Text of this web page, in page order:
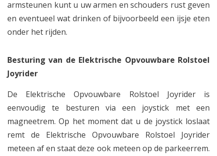
armsteunen kunt u uw armen en schouders rust geven
en eventueel wat drinken of bijvoorbeeld een ijsje eten
onder het rijden.
Besturing van de Elektrische Opvouwbare Rolstoel
Joyrider
De Elektrische Opvouwbare Rolstoel Joyrider is
eenvoudig te besturen via een joystick met een
magneetrem. Op het moment dat u de joystick loslaat
remt de Elektrische Opvouwbare Rolstoel Joyrider
meteen af en staat deze ook meteen op de parkeerrem.